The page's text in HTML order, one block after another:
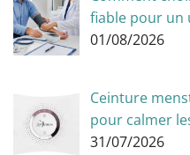
fiable pour un
01/08/2026
Ceinture
pour calmer
31/07/2026